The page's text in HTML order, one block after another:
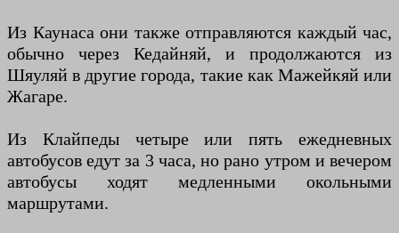
Из Каунаса они также отправляются каждый час,
обычно через Кедайняй, и продолжаются из
Шяуляй в другие города, такие как Мажейкяй или
Жагаре.
Из Клайпеды четыре или пять ежедневных
автобусов едут за 3 часа, но рано утром и вечером
автобусы ходят медленными окольными
маршрутами.